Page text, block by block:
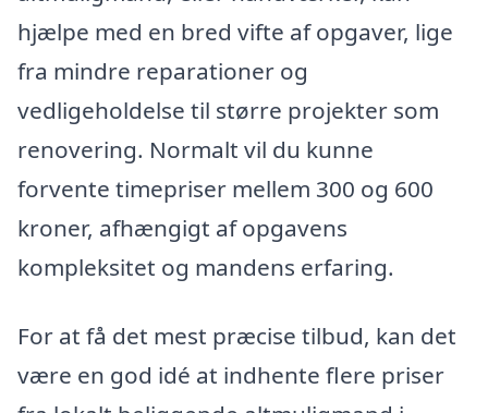
hjælpe med en bred vifte af opgaver, lige
fra mindre reparationer og
vedligeholdelse til større projekter som
renovering. Normalt vil du kunne
forvente timepriser mellem 300 og 600
kroner, afhængigt af opgavens
kompleksitet og mandens erfaring.
For at få det mest præcise tilbud, kan det
være en god idé at indhente flere priser